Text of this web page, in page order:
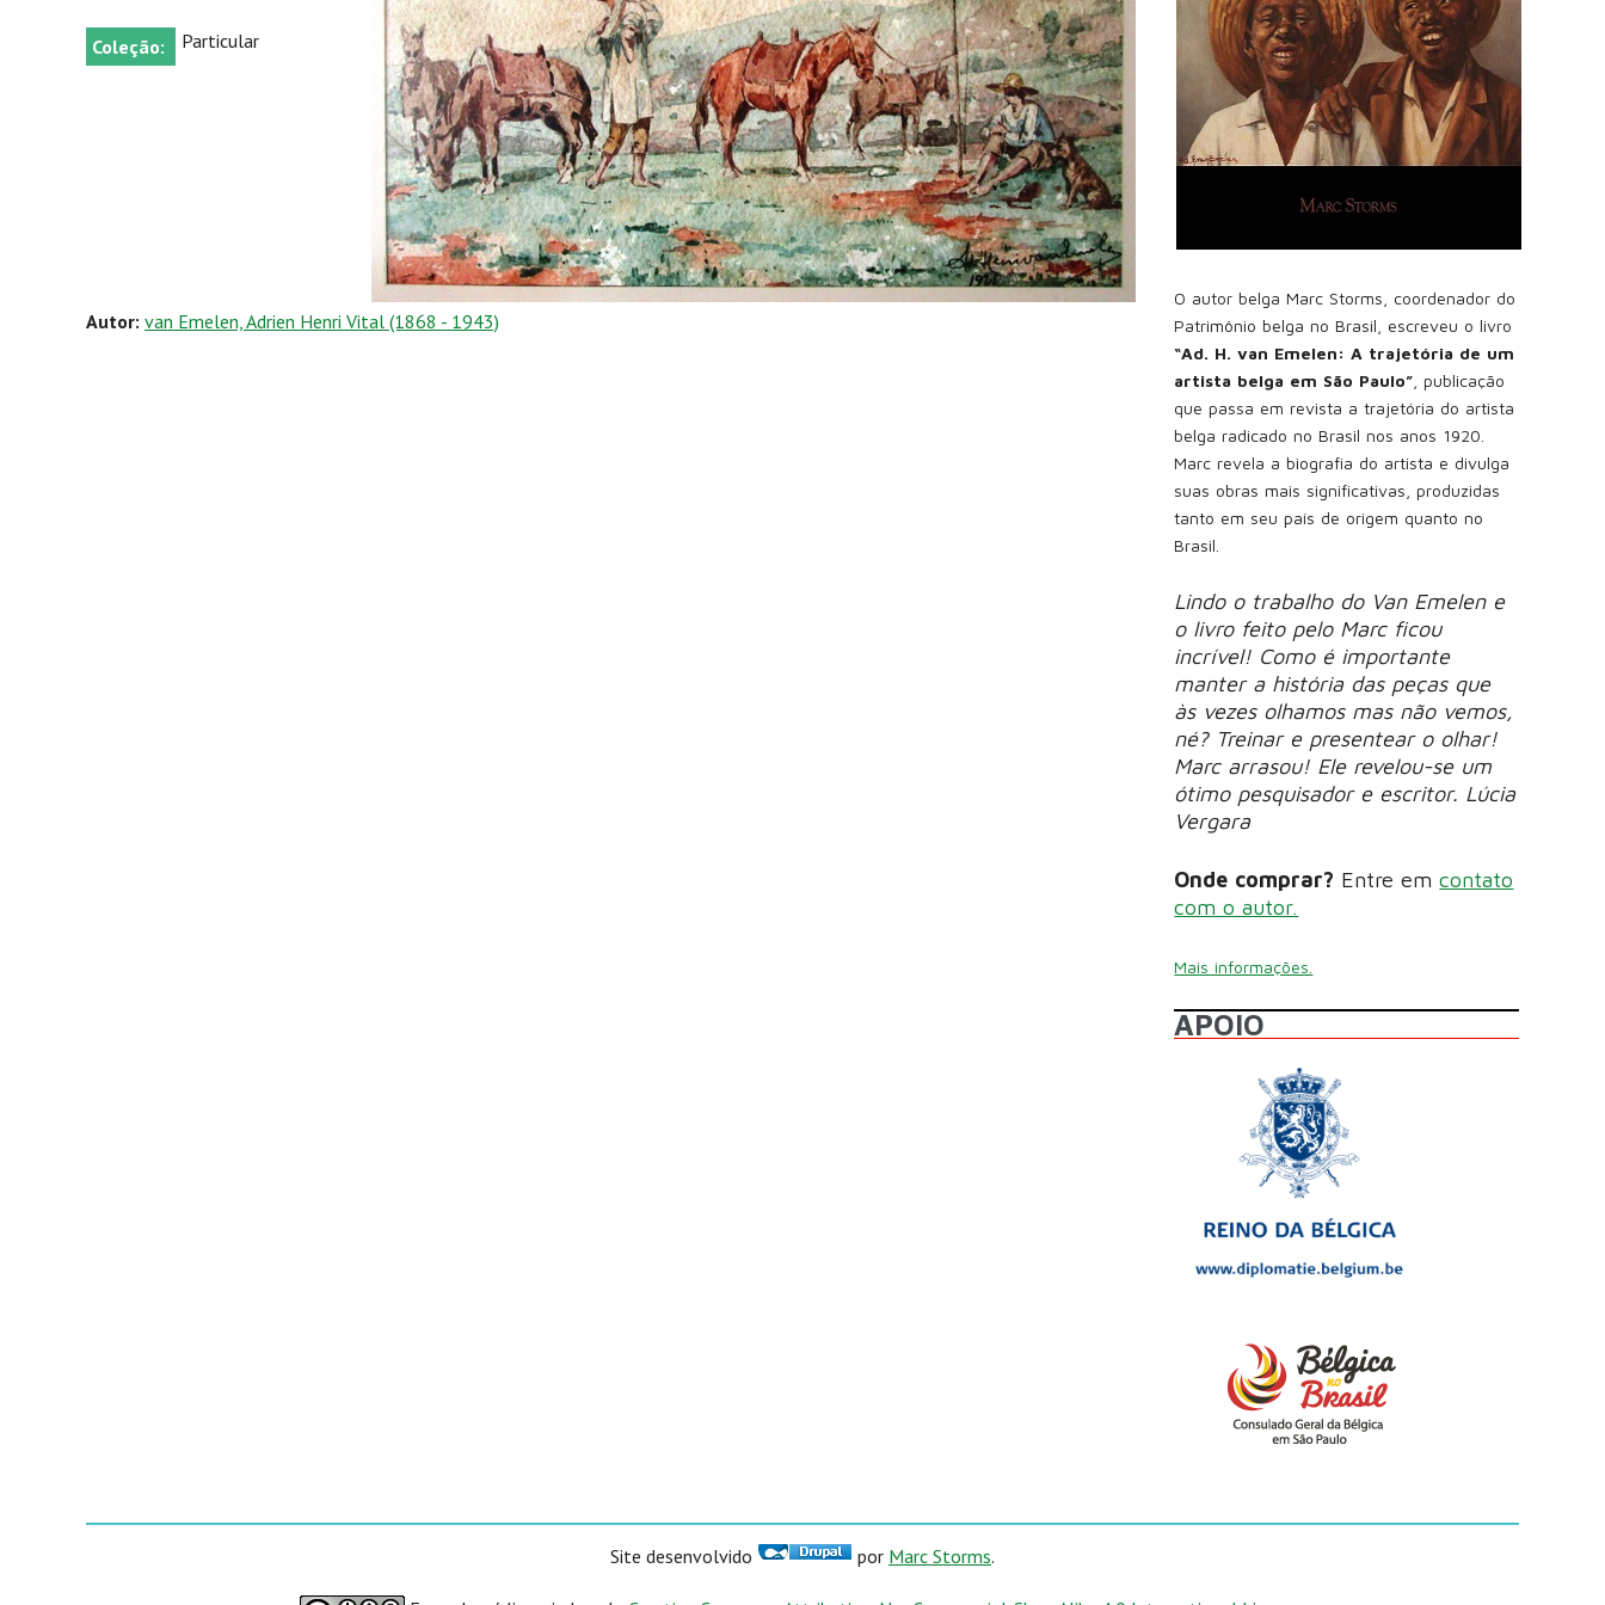
Coleção: Particular
Autor: van Emelen, Adrien Henri Vital (1868 - 1943)
O autor belga Marc Storms, coordenador do
Patrimônio belga no Brasil, escreveu o livro
“Ad. H. van Emelen: A trajetória de um
artista belga em São Paulo” , publicação
que passa em revista a trajetória do artista
belga radicado no Brasil nos anos 1920.
Marc revela a biografia do artista e divulga
suas obras mais significativas, produzidas
tanto em seu país de origem quanto no
Brasil.
Lindo o trabalho do Van Emelen e
o livro feito pelo Marc ficou
incrível! Como é importante
manter a história das peças que
às vezes olhamos mas não vemos,
né? Treinar e presentear o olhar!
Marc arrasou! Ele revelou-se um
ótimo pesquisador e escritor. Lúcia
Vergara
Onde comprar? Entre emcontato
com o autor.
Mais informações.
APOIO
Site desenvolvido por Marc Storms.